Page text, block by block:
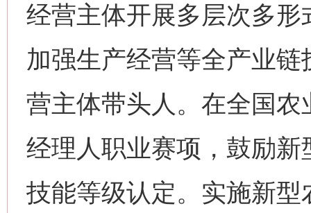
经营主体开展多层次多
加强生产经营等全产业
营主体带头人。在全国
经理人职业赛项，鼓励
技能等级认定。实施新